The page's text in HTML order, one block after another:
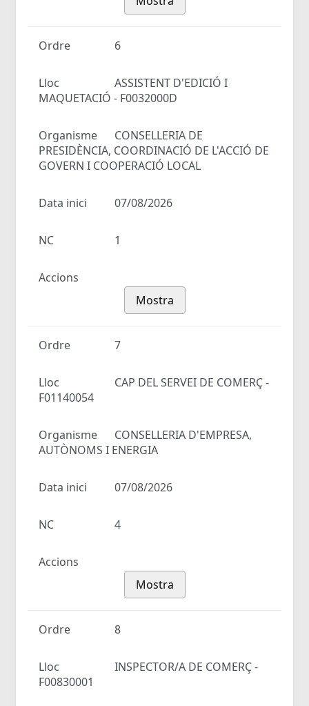
Ordre 6
Lloc
ASSISTENT D'EDICIÓ I
MAQUETACIÓ - F0032000D
Organisme
CONSELLERIA DE
PRESIDÈNCIA, COORDINACIÓ DE L'ACCIÓ DE
GOVERN I COOPERACIÓ LOCAL
Data inici 07/08/2026
NC 1
Accions
Mostra
Ordre 7
Lloc
CAP DEL SERVEI DE COMERÇ -
F01140054
Organisme
CONSELLERIA D'EMPRESA,
AUTÒNOMS I ENERGIA
Data inici 07/08/2026
NC 4
Accions
Mostra
Ordre 8
Lloc
INSPECTOR/A DE COMERÇ -
F00830001